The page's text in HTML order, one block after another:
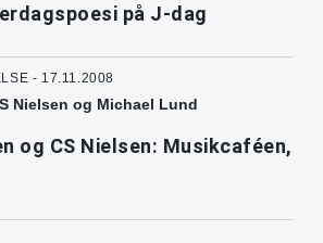
på J-dag
- 17.11.2008
Nielsen og Michael Lund
og CS Nielsen: Musikcaféen,